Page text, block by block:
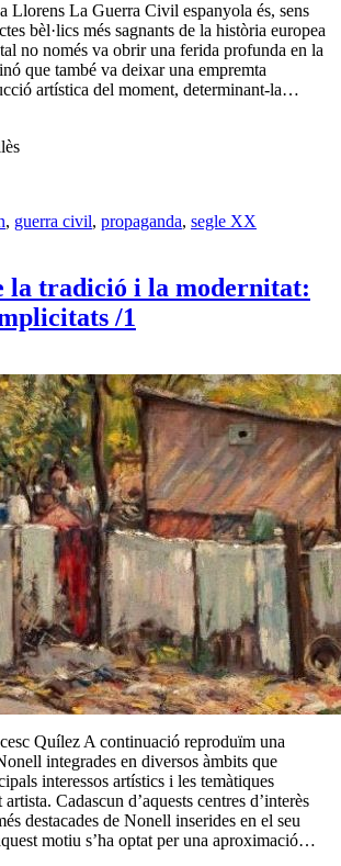
Llorens La Guerra Civil espanyola és, sens
bèl·lics més sagnants de la història europea
no només va obrir una ferida profunda en la
que també va deixar una empremta
artística del moment, determinant-la…
, guerra civil, propaganda, segle XX
la tradició i la modernitat:
/1
Quílez A continuació reproduïm una
integrades en diversos àmbits que
interessos artístics i les temàtiques
Cadascun d’aquests centres d’interès
destacades de Nonell inserides en el seu
motiu s’ha optat per una aproximació…